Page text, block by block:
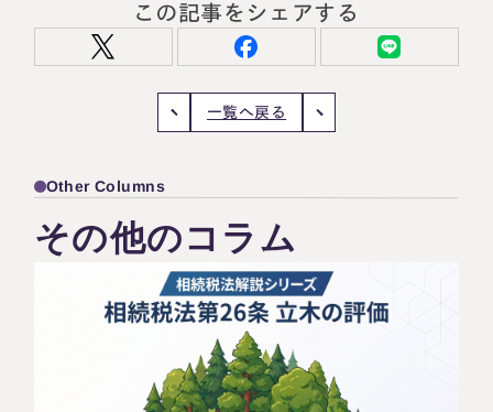
この記事をシェアする
一覧へ戻る
Other Columns
その他のコラム